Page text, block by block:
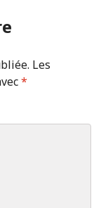
Les
*